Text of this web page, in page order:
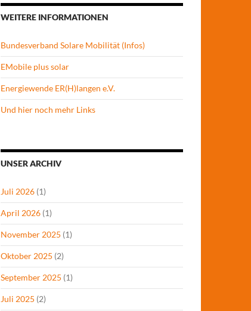
WEITERE INFORMATIONEN
Bundesverband Solare Mobilität (Infos)
EMobile plus solar
Energiewende ER(H)langen e.V.
Und hier noch mehr Links
UNSER ARCHIV
Juli 2026 (1)
April 2026 (1)
November 2025 (1)
Oktober 2025 (2)
September 2025 (1)
Juli 2025 (2)